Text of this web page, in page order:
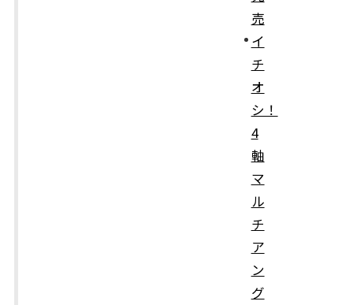
売
イ
チ
オ
シ！
4
軸
マ
ル
チ
ア
ン
グ